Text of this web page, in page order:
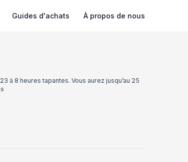
Guides d'achats À propos de nous
à 8 heures tapantes. Vous aurez jusqu’au 25